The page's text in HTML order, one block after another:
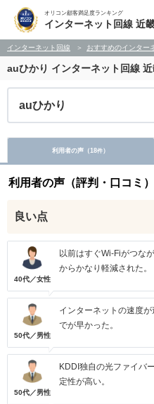
オリコン顧客満足度ランキング
インターネット回線 近
インターネット回線 おすすめのインター
auひかり インターネット回線
auひかり
利用者の声（18件）
利用者の声（評判・口コミ）
良い点
40代／女性
以前はすぐWi-Fiがつな
からかなり軽減された。
50代／男性
インターネットの速度
でが早かった。
50代／男性
KDDI独自の光ファイバ
定性が高い。